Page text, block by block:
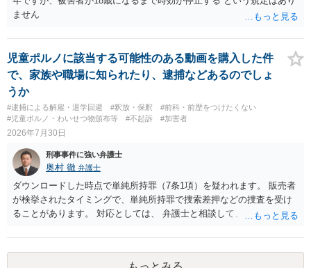
ません
児童ポルノに該当する可能性のある動画を購入した件
で、家族や職場に知られたり、逮捕などあるのでしょ
うか
#逮捕による解雇・退学回避 #釈放・保釈
#前科・前歴をつけたくない
#児童ポルノ・わいせつ物頒布等
#不起訴 #加害者
2026年7月30日
刑事事件に強い弁護士
奥村 徹 弁護士
ダウンロードした時点で単純所持罪（7条1項）を疑われます。 販売者
が検挙されたタイミングで、単純所持罪で捜索差押などの捜査を受け
ることがあります。 対応としては、 弁護士と相談して、 児童ポルノ
談しておく などが考えられます。